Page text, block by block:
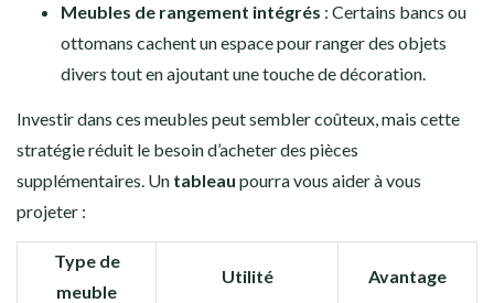
Meubles de rangement intégrés : Certains bancs ou
ottomans cachent un espace pour ranger des objets
divers tout en ajoutant une touche de décoration.
Investir dans ces meubles peut sembler coûteux, mais cette
stratégie réduit le besoin d’acheter des pièces
supplémentaires. Un tableau pourra vous aider à vous
projeter :
Type de
meuble
Utilité Avantage